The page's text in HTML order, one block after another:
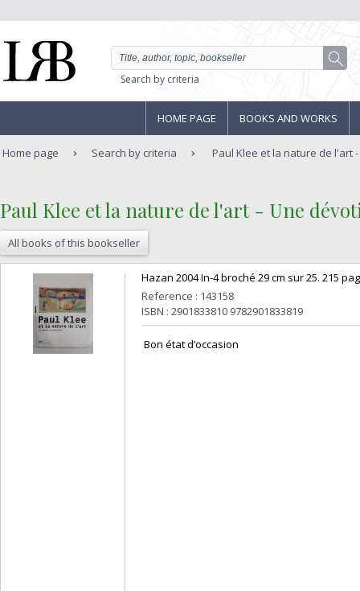
Search by criteria
HOME PAGE BOOKS AND WORKS
Home page Search by criteria Paul Klee et la nature de l'art
‎Paul Klee et la nature de l'art - Une
All books of this bookseller
‎Hazan 2004 In-4 broché 29 cm sur 25. 215
Reference : 143158
ISBN : 2901833810 9782901833819
‎ Bon état d’occasion ‎